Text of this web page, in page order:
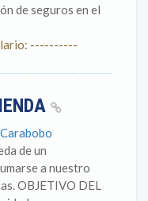
de seguros en el
----------
de un
a nuestro
OBJETIVO DEL